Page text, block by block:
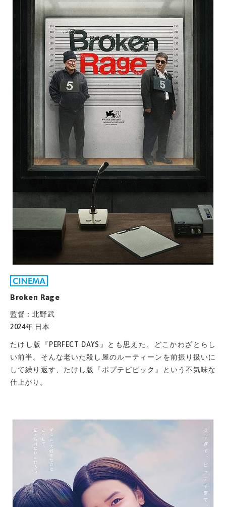
Broken Rage
監督：北野武
2024年 日本
たけし版『PERFECT DAYS』とも思えた、どこかわざとらし
い前半。そんな老いた殺し屋のルーティーンを前振り扱いに
して繰り返す、たけし版『ポプテピピック』という不気味な
仕上がり。